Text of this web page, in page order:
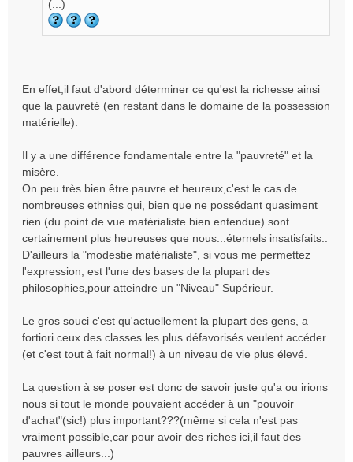
(...)
En effet,il faut d'abord déterminer ce qu'est la richesse ainsi
que la pauvreté (en restant dans le domaine de la possession
matérielle).
Il y a une différence fondamentale entre la "pauvreté" et la
misère.
On peu très bien être pauvre et heureux,c'est le cas de
nombreuses ethnies qui, bien que ne possédant quasiment
rien (du point de vue matérialiste bien entendue) sont
certainement plus heureuses que nous...éternels insatisfaits..
D'ailleurs la "modestie matérialiste", si vous me permettez
l'expression, est l'une des bases de la plupart des
philosophies,pour atteindre un "Niveau" Supérieur.
Le gros souci c'est qu'actuellement la plupart des gens, a
fortiori ceux des classes les plus défavorisés veulent accéder
(et c'est tout à fait normal!) à un niveau de vie plus élevé.
La question à se poser est donc de savoir juste qu'a ou irions
nous si tout le monde pouvaient accéder à un "pouvoir
d'achat"(sic!) plus important???(même si cela n'est pas
vraiment possible,car pour avoir des riches ici,il faut des
pauvres ailleurs...)